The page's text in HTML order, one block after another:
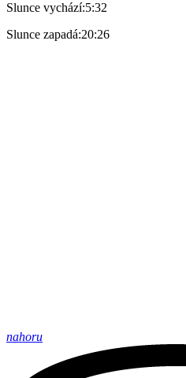
Slunce vychází:5:32
Slunce zapadá:20:26
nahoru